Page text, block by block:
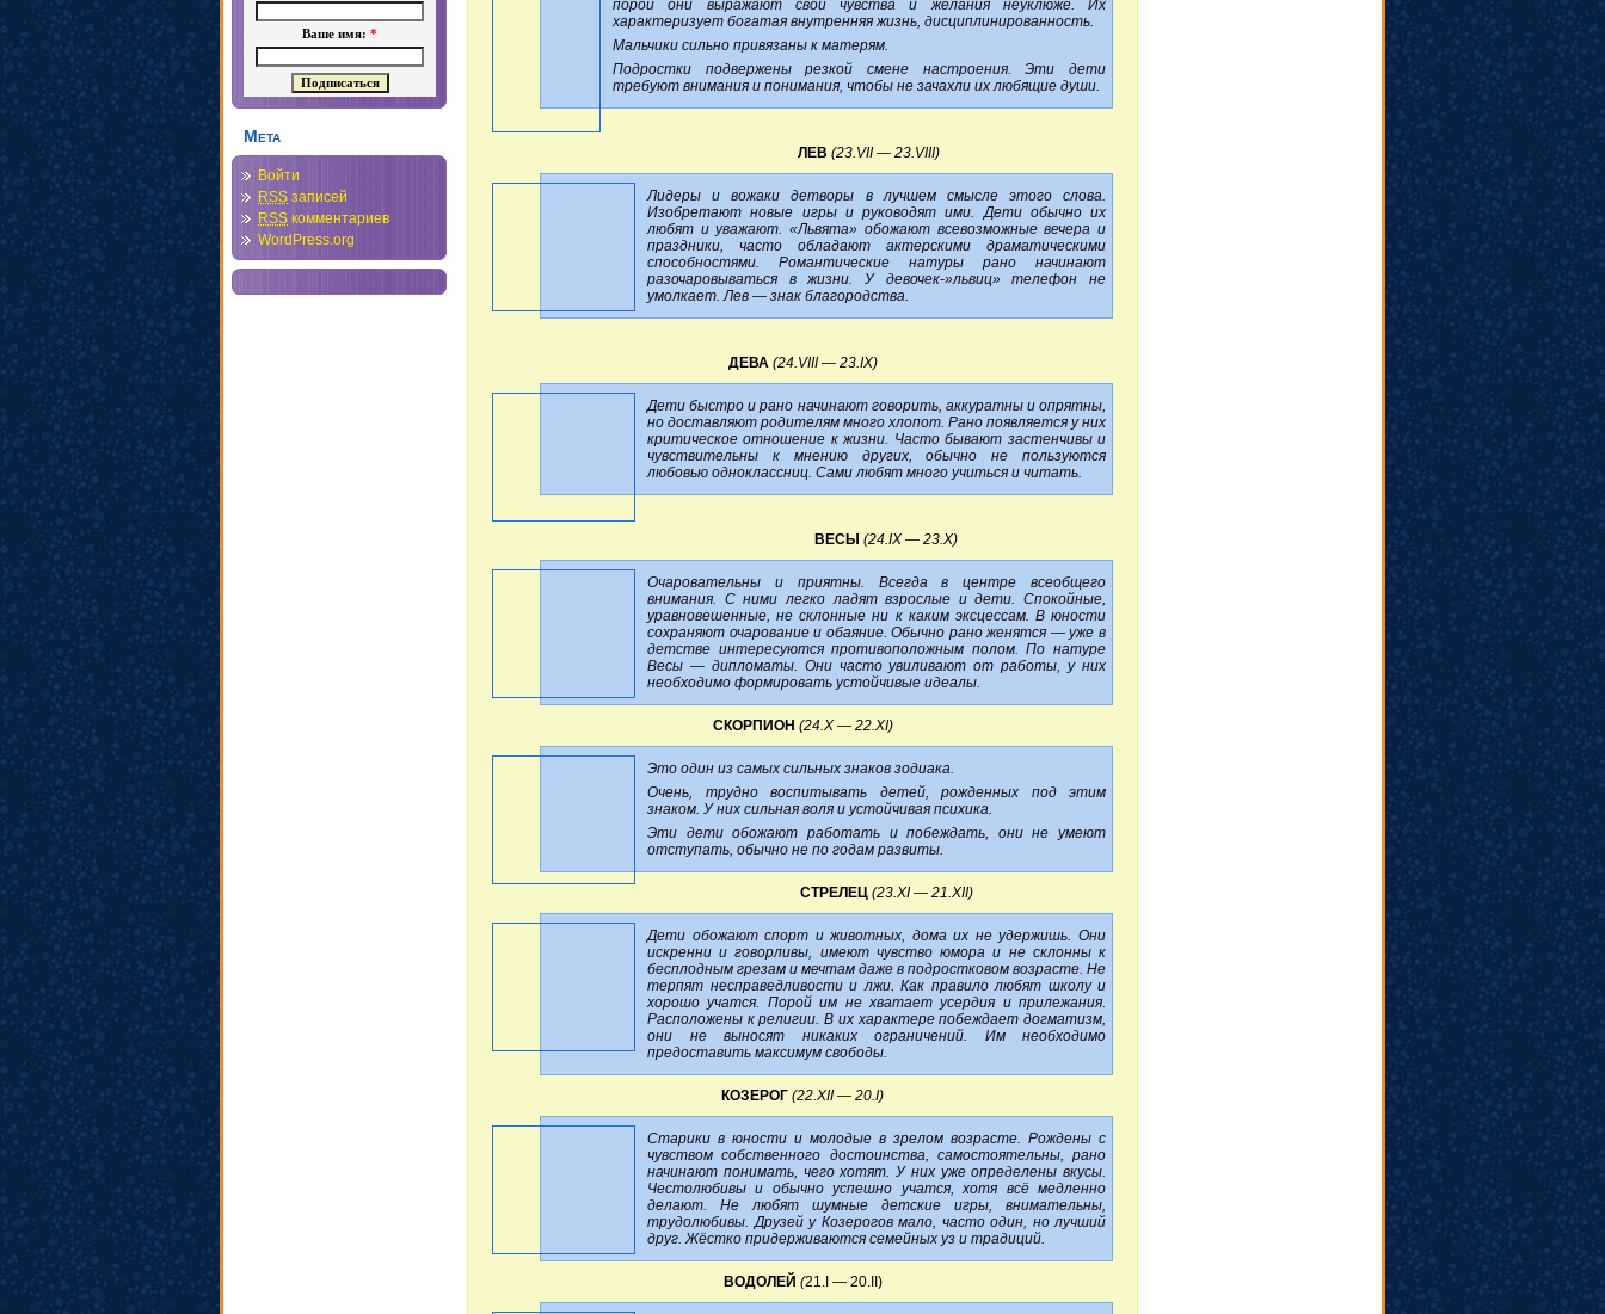
Ваше имя: *
Мета
Войти
RSS записей
RSS комментариев
WordPress.org
порой они выражают свои чувства и желания неуклюже. Их
характеризует богатая внутренняя жизнь, дисциплинированность.
Мальчики сильно привязаны к матерям.
Подростки подвержены резкой смене настроения. Эти дети
требуют внимания и понимания, чтобы не зачахли их любящие души.
ЛЕВ (23.VII — 23.VIII)
Лидеры и вожаки детворы в лучшем смысле этого слова.
Изобретают новые игры и руководят ими. Дети обычно их
любят и уважают. «Львята» обожают всевозможные вечера и
праздники, часто обладают актерскими драматическими
способностями. Романтические натуры рано начинают
разочаровываться в жизни. У девочек-»львиц» телефон не
умолкает. Лев — знак благородства.
ДЕВА (24.VIII — 23.IX)
Дети быстро и рано начинают говорить, аккуратны и опрятны,
но доставляют родителям много хлопот. Рано появляется у них
критическое отношение к жизни. Часто бывают застенчивы и
чувствительны к мнению других, обычно не пользуются
любовью одноклассниц. Сами любят много учиться и читать.
ВЕСЫ (24.IX — 23.X)
Очаровательны и приятны. Всегда в центре всеобщего
внимания. С ними легко ладят взрослые и дети. Спокойные,
уравновешенные, не склонные ни к каким эксцессам. В юности
сохраняют очарование и обаяние. Обычно рано женятся — уже в
детстве интересуются противоположным полом. По натуре
Весы — дипломаты. Они часто увиливают от работы, у них
необходимо формировать устойчивые идеалы.
СКОРПИОН (24.X — 22.XI)
Это один из самых сильных знаков зодиака.
Очень, трудно воспитывать детей, рожденных под этим
знаком. У них сильная воля и устойчивая психика.
Эти дети обожают работать и побеждать, они не умеют
отступать, обычно не по годам развиты.
СТРЕЛЕЦ (23.XI — 21.XII)
Дети обожают спорт и животных, дома их не удержишь. Они
искренни и говорливы, имеют чувство юмора и не склонны к
бесплодным грезам и мечтам даже в подростковом возрасте. Не
терпят несправедливости и лжи. Как правило любят школу и
хорошо учатся. Порой им не хватает усердия и прилежания.
Расположены к религии. В их характере побеждает догматизм,
они не выносят никаких ограничений. Им необходимо
предоставить максимум свободы.
КОЗЕРОГ (22.XII — 20.I)
Старики в юности и молодые в зрелом возрасте. Рождены с
чувством собственного достоинства, самостоятельны, рано
начинают понимать, чего хотят. У них уже определены вкусы.
Честолюбивы и обычно успешно учатся, хотя всё медленно
делают. Не любят шумные детские игры, внимательны,
трудолюбивы. Друзей у Козерогов мало, часто один, но лучший
друг. Жёстко придерживаются семейных уз и традиций.
ВОДОЛЕЙ (21.I — 20.II)